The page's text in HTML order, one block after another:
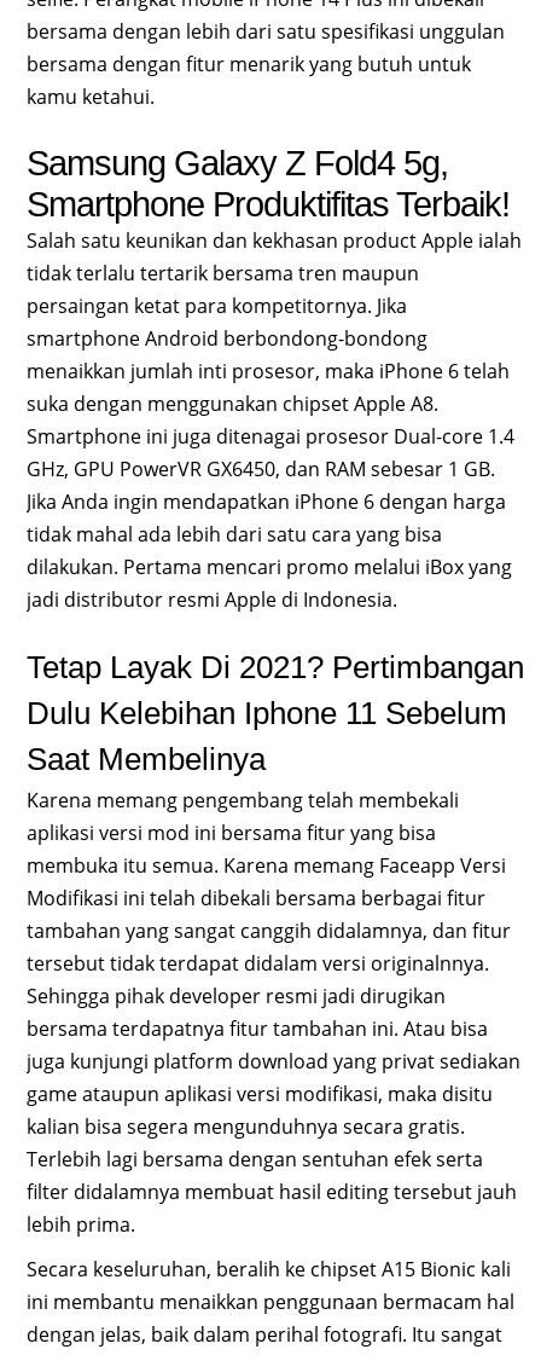
bersama dengan lebih dari satu spesifikasi unggulan
bersama dengan fitur menarik yang butuh untuk
kamu ketahui.
Samsung Galaxy Z Fold4 5g,
Smartphone Produktifitas Terbaik!
Salah satu keunikan dan kekhasan product Apple ialah
tidak terlalu tertarik bersama tren maupun
persaingan ketat para kompetitornya. Jika
smartphone Android berbondong-bondong
menaikkan jumlah inti prosesor, maka iPhone 6 telah
suka dengan menggunakan chipset Apple A8.
Smartphone ini juga ditenagai prosesor Dual-core 1.4
GHz, GPU PowerVR GX6450, dan RAM sebesar 1 GB.
Jika Anda ingin mendapatkan iPhone 6 dengan harga
tidak mahal ada lebih dari satu cara yang bisa
dilakukan. Pertama mencari promo melalui iBox yang
jadi distributor resmi Apple di Indonesia.
Tetap Layak Di 2021? Pertimbangan
Dulu Kelebihan Iphone 11 Sebelum
Saat Membelinya
Karena memang pengembang telah membekali
aplikasi versi mod ini bersama fitur yang bisa
membuka itu semua. Karena memang Faceapp Versi
Modifikasi ini telah dibekali bersama berbagai fitur
tambahan yang sangat canggih didalamnya, dan fitur
tersebut tidak terdapat didalam versi originalnnya.
Sehingga pihak developer resmi jadi dirugikan
bersama terdapatnya fitur tambahan ini. Atau bisa
juga kunjungi platform download yang privat sediakan
game ataupun aplikasi versi modifikasi, maka disitu
kalian bisa segera mengunduhnya secara gratis.
Terlebih lagi bersama dengan sentuhan efek serta
filter didalamnya membuat hasil editing tersebut jauh
lebih prima.
Secara keseluruhan, beralih ke chipset A15 Bionic kali
ini membantu menaikkan penggunaan bermacam hal
dengan jelas, baik dalam perihal fotografi. Itu sangat